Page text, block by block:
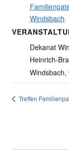
Windsbach
Dekanat
Heinrich-
Windsbach,
Treffen